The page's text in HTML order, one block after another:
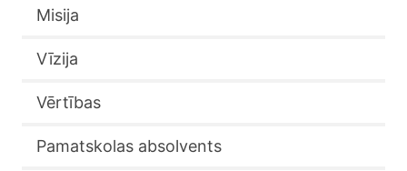
Misija
Vīzija
Vērtības
Pamatskolas absolvents